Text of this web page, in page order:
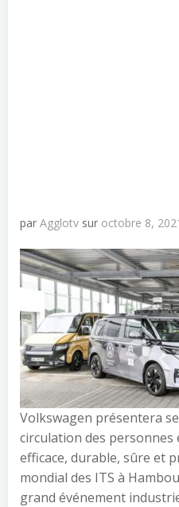
par Agglotv sur octobre 8,
Volkswagen présentera
circulation des personnes
efficace, durable, sûre et
mondial des ITS à
grand événement